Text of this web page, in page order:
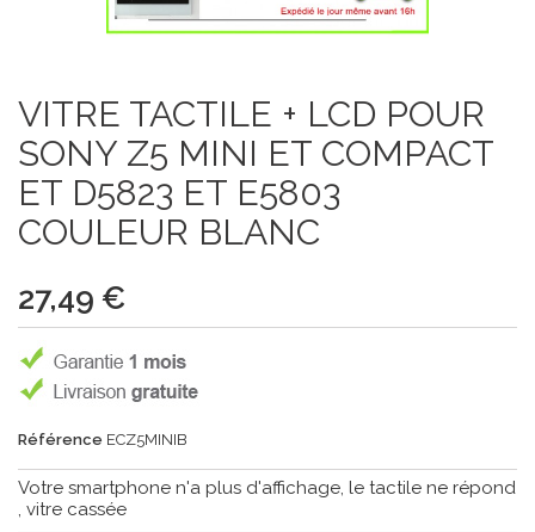
VITRE TACTILE + LCD POUR
SONY Z5 MINI ET COMPACT
ET D5823 ET E5803
COULEUR BLANC
27,49 €
Référence ECZ5MINIB
Votre smartphone n'a plus d'affichage, le tactile ne répond
, vitre cassée